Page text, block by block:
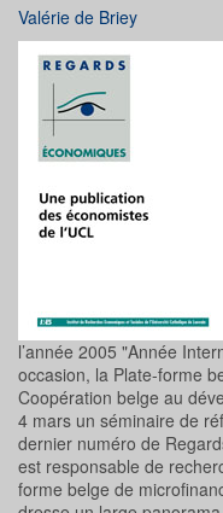
Valérie de Briey
l’année 2005 "Année
occasion, la Plate-forme
Coopération belge au
4 mars un séminaire de
dernier numéro de
est responsable de
forme belge de